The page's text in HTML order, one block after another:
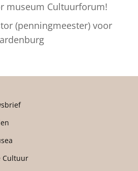
museum Cultuurforum!
(penningmeester) voor
Cultuur